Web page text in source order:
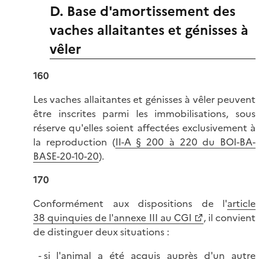
D. Base d'amortissement des
vaches allaitantes et génisses à
vêler
160
Les vaches allaitantes et génisses à vêler peuvent
être inscrites parmi les immobilisations, sous
réserve qu'elles soient affectées exclusivement à
la reproduction (II-A § 200 à 220 du BOI-BA-
BASE-20-10-20).
170
Conformément aux dispositions de l'article
38 quinquies de l'annexe III au CGI
, il convient
de distinguer deux situations :
si l'animal a été acquis auprès d'un autre